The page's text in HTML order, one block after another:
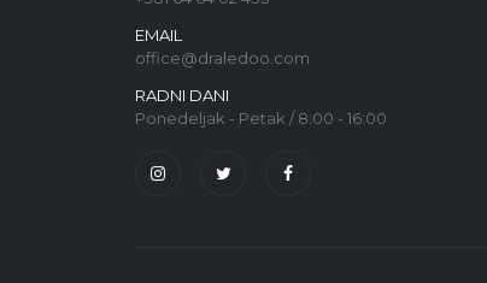
EMAIL
office@draledoo.com
RADNI DANI
Ponedeljak - Petak / 8:00 - 16:00